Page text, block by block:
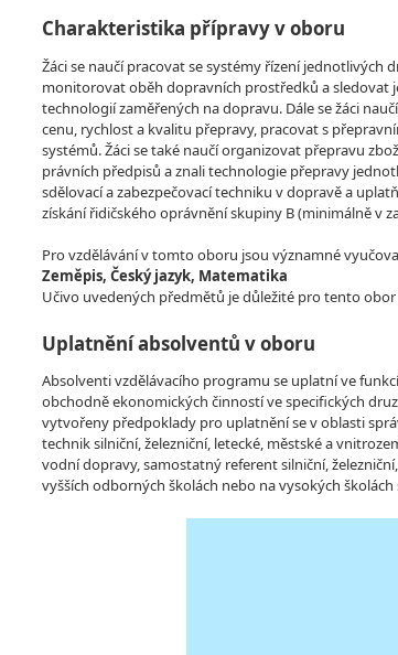
Charakteristika přípravy v oboru
Žáci se naučí pracovat se systémy řízení
monitorovat oběh dopravních prostředků a sledovat
technologií zaměřených na dopravu. Dále se žáci
cenu, rychlost a kvalitu přepravy, pracovat s
systémů. Žáci se také naučí organizovat přepravu
právních předpisů a znali technologie přepravy
sdělovací a zabezpečovací techniku v dopravě a
získání řidičského oprávnění skupiny B (minimálně v
Pro vzdělávání v tomto oboru jsou významné
Zeměpis, Český jazyk, Matematika
Učivo uvedených předmětů je důležité pro tento
Uplatnění absolventů v oboru
Absolventi vzdělávacího programu se uplatní ve
obchodně ekonomických činností ve specifických
vytvořeny předpoklady pro uplatnění se v oblasti
technik silniční, železniční, letecké, městské a
vodní dopravy, samostatný referent silniční,
vyšších odborných školách nebo na vysokých